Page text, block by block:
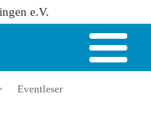
e.V.
Eventleser